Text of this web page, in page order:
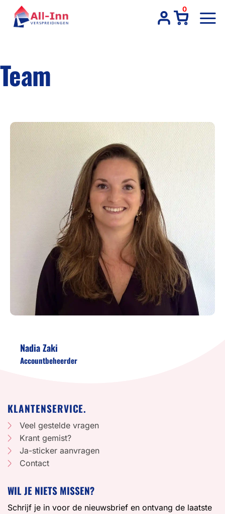
naar
0
Team
Nadia Zaki
Accountbeheerder
KLANTENSERVICE.
Veel gestelde vragen
Krant gemist?
Ja-sticker aanvragen
Contact
WIL JE NIETS MISSEN?
Schrijf je in voor de nieuwsbrief en ontvang de laatste